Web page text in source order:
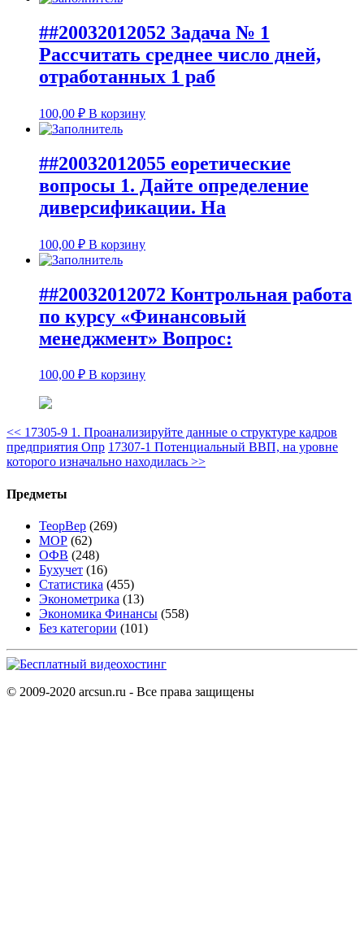
##20032012052 Задача № 1
Рассчитать среднее число дней,
отработанных 1 раб
100,00 ₽ В корзину
##20032012055 еоретические
вопросы 1. Дайте определение
диверсификации. На
100,00 ₽ В корзину
##20032012072 Контрольная работа
по курсу «Финансовый
менеджмент» Вопрос:
100,00 ₽ В корзину
<< 17305-9 1. Проанализируйте данные о структуре кадров
предприятия Опр 17307-1 Потенциальный ВВП, на уровне
которого изначально находилась >>
Предметы
ТеорВер (269)
МОР (62)
ОФВ (248)
Бухучет (16)
Статистика (455)
Эконометрика (13)
Экономика Финансы (558)
Без категории (101)
© 2009-2020 arcsun.ru - Все права защищены